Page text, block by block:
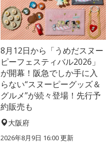
8月12日から「うめだスヌー
ピーフェスティバル2026」
が開幕！阪急でしか手に入
らない“スヌーピーグッズ＆
グルメ”が続々登場！先行予
約販売も
大阪府
2026年8月9日 16:00更新